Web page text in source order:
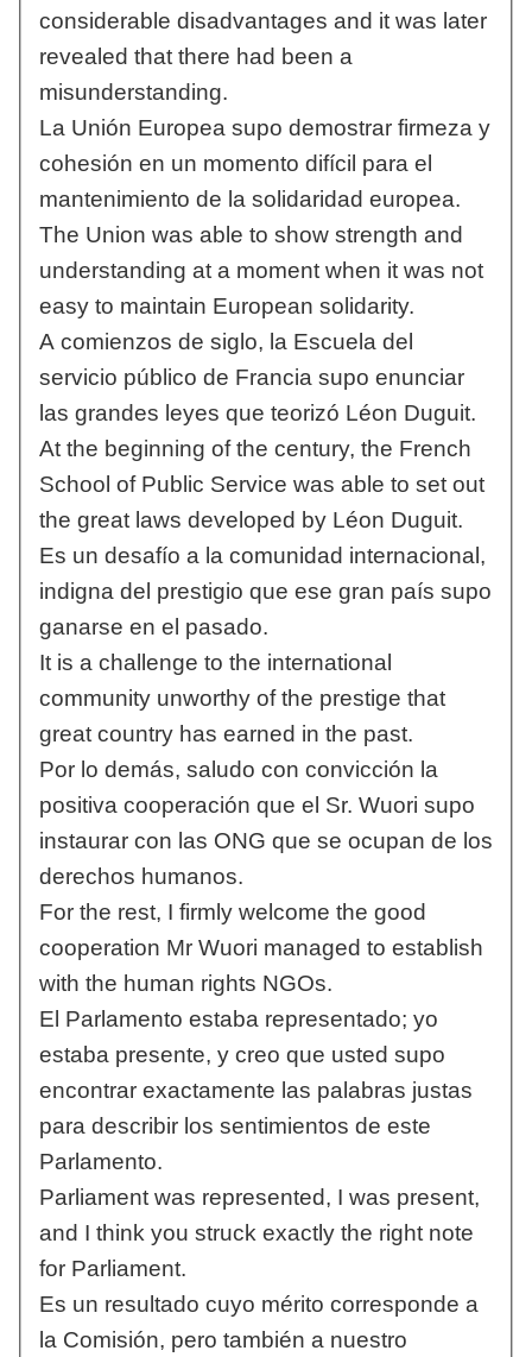
considerable disadvantages and it was later
revealed that there had been a
misunderstanding.
La Unión Europea supo demostrar firmeza y
cohesión en un momento difícil para el
mantenimiento de la solidaridad europea.
The Union was able to show strength and
understanding at a moment when it was not
easy to maintain European solidarity.
A comienzos de siglo, la Escuela del
servicio público de Francia supo enunciar
las grandes leyes que teorizó Léon Duguit.
At the beginning of the century, the French
School of Public Service was able to set out
the great laws developed by Léon Duguit.
Es un desafío a la comunidad internacional,
indigna del prestigio que ese gran país supo
ganarse en el pasado.
It is a challenge to the international
community unworthy of the prestige that
great country has earned in the past.
Por lo demás, saludo con convicción la
positiva cooperación que el Sr. Wuori supo
instaurar con las ONG que se ocupan de los
derechos humanos.
For the rest, I firmly welcome the good
cooperation Mr Wuori managed to establish
with the human rights NGOs.
El Parlamento estaba representado; yo
estaba presente, y creo que usted supo
encontrar exactamente las palabras justas
para describir los sentimientos de este
Parlamento.
Parliament was represented, I was present,
and I think you struck exactly the right note
for Parliament.
Es un resultado cuyo mérito corresponde a
la Comisión, pero también a nuestro